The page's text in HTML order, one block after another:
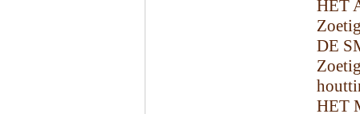
HET
DE
HET